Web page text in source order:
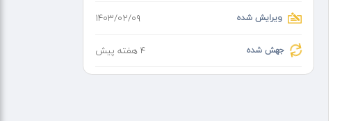
ویرایش شده ۱۴۰۳/۰۲/۰۹
جهش شده 4 هفته پیش